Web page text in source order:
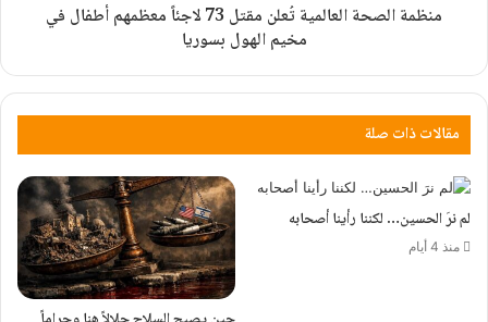
منظمة الصحة العالمية تُعلن مقتل 73 لاجئاً معظمهم أطفال في
مخيم الهول بسوريا
مقالات ذات صلة
لم نرَ الحسين… لكننا رأينا أصحابه
منذ 4 أيام